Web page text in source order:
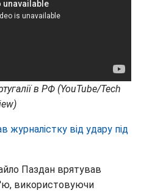
в РФ (YouTube/Tech
журналістку від удару під
Паздан врятував
використовуючи